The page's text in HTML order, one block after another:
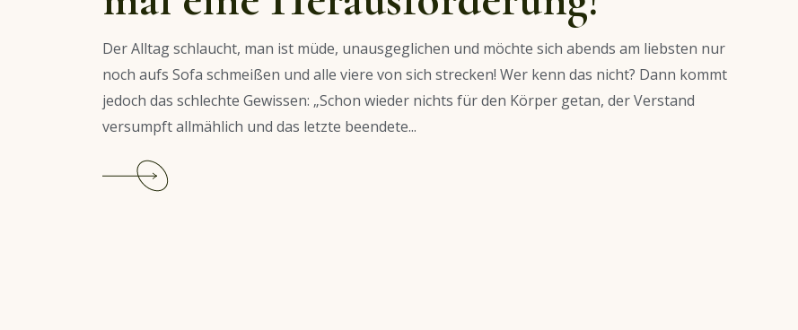
Der Alltag schlaucht, man ist müde, unausgeglichen und möchte sich abends am liebsten nur
noch aufs Sofa schmeißen und alle viere von sich strecken! Wer kenn das nicht? Dann kommt
jedoch das schlechte Gewissen: „Schon wieder nichts für den Körper getan, der Verstand
versumpft allmählich und das letzte beendete...